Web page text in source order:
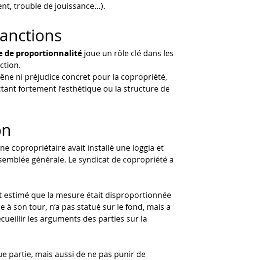
trouble de jouissance…).
de proportionnalité joue un rôle clé dans les
ni préjudice concret pour la copropriété,
fortement l’esthétique ou la structure de
copropriétaire avait installé une loggia et
générale. Le syndicat de copropriété a
estimé que la mesure était disproportionnée
à son tour, n’a pas statué sur le fond, mais a
les arguments des parties sur la
partie, mais aussi de ne pas punir de